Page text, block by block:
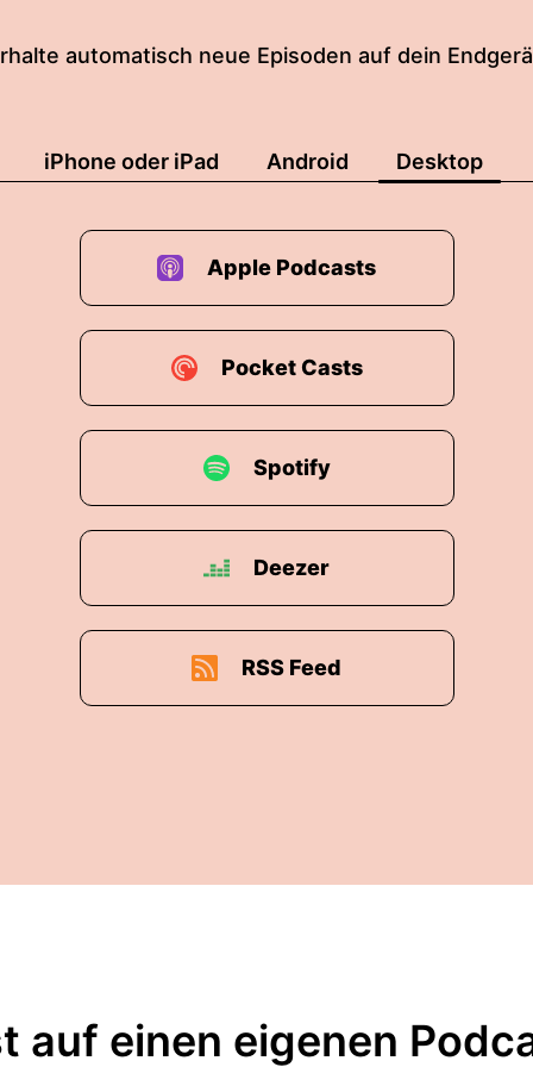
automatisch neue Episoden auf dein
iPhone oder iPad Android Desktop
Apple Podcasts
Pocket Casts
Spotify
Deezer
RSS Feed
auf einen eigenen